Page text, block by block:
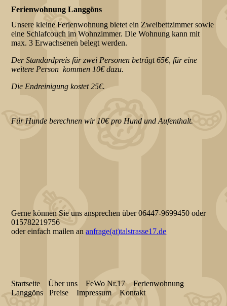
Ferienwohnung Langgöns
Unsere kleine Ferienwohnung bietet ein Zweibettzimmer sowie
eine Schlafcouch im Wohnzimmer. Die Wohnung kann mit
max. 3 Erwachsenen belegt werden.
Der Standardpreis für zwei Personen beträgt 65€, für eine
weitere Person kommen 10€ dazu.
Die Endreinigung kostet 25€.
Für Hunde berechnen wir 10€ pro Hund und Aufenthalt.
Gerne können Sie uns ansprechen über 06447-9699450 oder
015782219756
oder einfach mailen ananfrage(at)talstrasse17.de
Startseite Über uns FeWo Nr.17
Ferienwohnung
Langgöns
Preise Impressum Kontakt